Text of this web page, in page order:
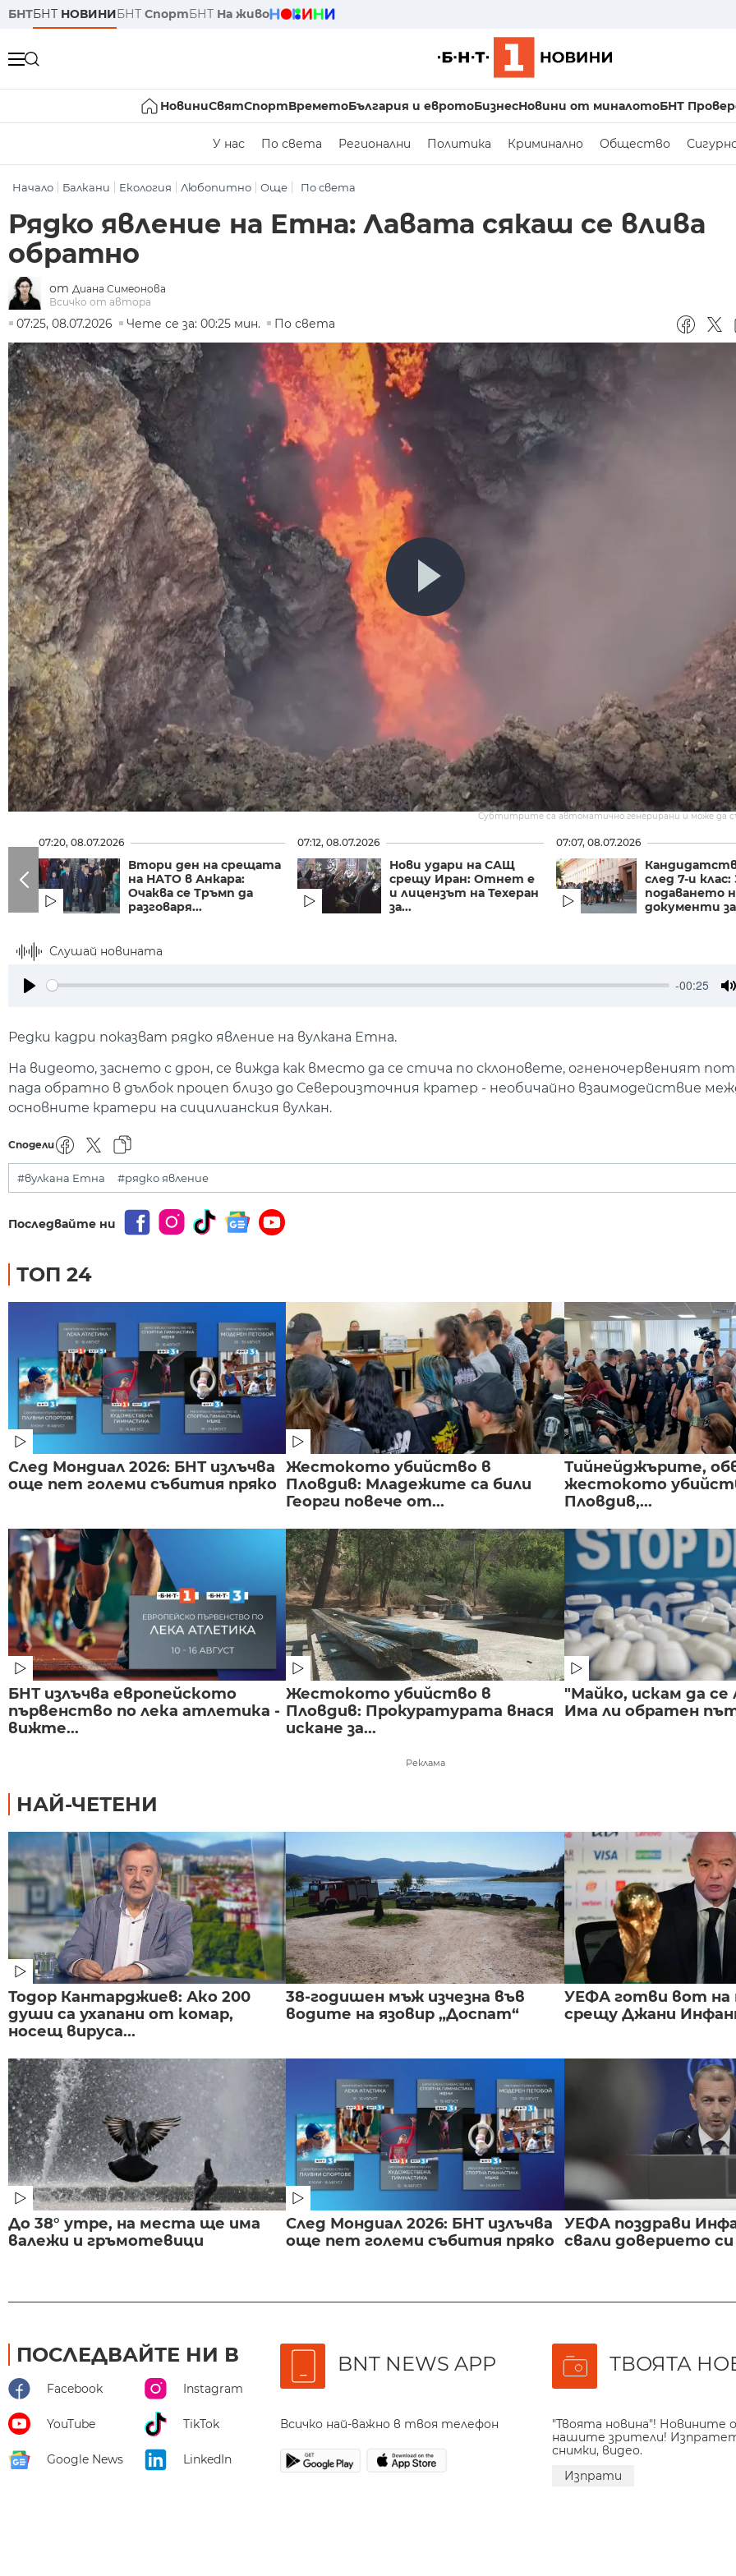
БНТБНТ НОВИНИБНТ СпортБНТ На живо
НовиниСвятСпортВреметоБългария и евротоБизнесНовини от миналотоБНТ
У нас По света Регионални Политика Криминално Общество
Начало Балкани Екология Любопитно Още По света
Рядко явление на Етна: Лавата сякаш се влива
обратно
от Диана Симеонова
Всичко от автора
07:25, 08.07.2026
Чете се за: 00:25 мин. По света
Субтитрите са автоматично генерирани и може да
07:20, 08.07.2026
Втори ден на срещата
на НАТО в Анкара:
Очаква се Тръмп да
разговаря...
07:12, 08.07.2026
Нови удари на САЩ
срещу Иран: Отнет е
и лицензът на Техеран
за...
07:07, 08.07.2026
след 7-и клас:
подаването
документи
Слушай новината
-00:25
Редки кадри показват рядко явление на вулкана Етна.
На видеото, заснето с дрон, се вижда как вместо да се стича по склоновете, огненочервеният
пада обратно в дълбок процеп близо до Североизточния кратер - необичайно взаимодействие
основните кратери на сицилианския вулкан.
Сподели
#вулкана Етна #рядко явление
Последвайте ни
ТОП 24
След Мондиал 2026: БНТ излъчва
още пет големи събития пряко
Жестокото убийство в
Пловдив: Младежите са били
Георги повече от...
Тийнейджърите,
жестокото
Пловдив,...
БНТ излъчва европейското
първенство по лека атлетика -
вижте...
Жестокото убийство в
Пловдив: Прокуратурата внася
искане за...
"Майко, искам да се
Има ли обратен
Реклама
НАЙ-ЧЕТЕНИ
Тодор Кантарджиев: Ако 200
души са ухапани от комар,
носещ вируса...
38-годишен мъж изчезна във
водите на язовир „Доспат“
УЕФА готви вот на
срещу Джани
До 38° утре, на места ще има
валежи и гръмотевици
След Мондиал 2026: БНТ излъчва
още пет големи събития пряко
УЕФА поздрави
свали доверието
ПОСЛЕДВАЙТЕ НИ В
Facebook Instagram
YouTube TikTok
Google News LinkedIn
BNT NEWS APP
Всичко най-важно в твоя телефон
ТВОЯТА
"Твоята новина"! Новините
нашите зрители!
снимки, видео.
Изпрати